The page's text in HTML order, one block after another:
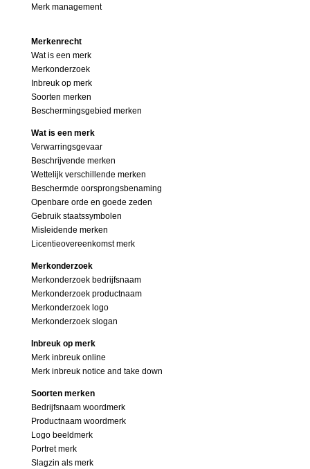
Merk management
Merkenrecht
Wat is een merk
Merkonderzoek
Inbreuk op merk
Soorten merken
Beschermingsgebied merken
Wat is een merk
Verwarringsgevaar
Beschrijvende merken
Wettelijk verschillende merken
Beschermde oorsprongsbenaming
Openbare orde en goede zeden
Gebruik staatssymbolen
Misleidende merken
Licentieovereenkomst merk
Merkonderzoek
Merkonderzoek bedrijfsnaam
Merkonderzoek productnaam
Merkonderzoek logo
Merkonderzoek slogan
Inbreuk op merk
Merk inbreuk online
Merk inbreuk notice and take down
Soorten merken
Bedrijfsnaam woordmerk
Productnaam woordmerk
Logo beeldmerk
Portret merk
Slagzin als merk